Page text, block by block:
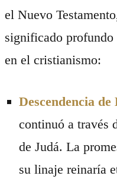
el Nuevo
significado
en el cristianismo:
Descendencia de
continuó a través
de Judá. La
su linaje reinaría